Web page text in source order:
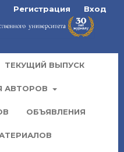
ТЕКУЩИЙ ВЫПУСК
АВТОРОВ
ОБЪЯВЛЕНИЯ
Регистрация Вход